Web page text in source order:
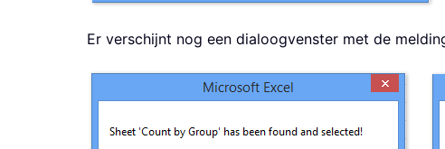
Er verschijnt nog een dialoogvenster met de